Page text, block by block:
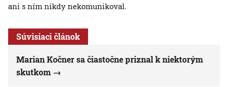
ani s ním nikdy nekomunikoval.
Súvisiaci článok
Marian Kočner sa čiastočne priznal k niektorým
skutkom